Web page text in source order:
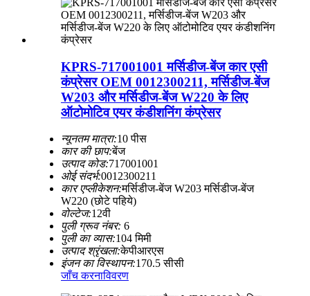
KPRS-717001001 मर्सिडीज-बेंज कार एसी
कंप्रेसर OEM 0012300211, मर्सिडीज-बेंज
W203 और मर्सिडीज-बेंज W220 के लिए
ऑटोमोटिव एयर कंडीशनिंग कंप्रेसर
न्यूनतम मात्रा:10 पीस
कार की छाप:बेंज
उत्पाद कोड:717001001
ओई संदर्भ:0012300211
कार एप्लीकेशन:मर्सिडीज-बेंज W203 मर्सिडीज-बेंज
W220 (छोटे पहिये)
वोल्टेज:12वी
पुली ग्रूव नंबर: 6
पुली का व्यास:104 मिमी
उत्पाद श्रृंखला:केपीआरएस
इंजन का विस्थापन:170.5 सीसी
जाँच करनाविवरण